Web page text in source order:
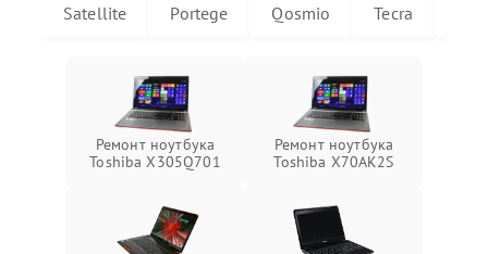
Satellite Portege Qosmio Tecra
Ремонт ноутбука
Toshiba X305Q701
Ремонт ноутбука
Toshiba X70AK2S